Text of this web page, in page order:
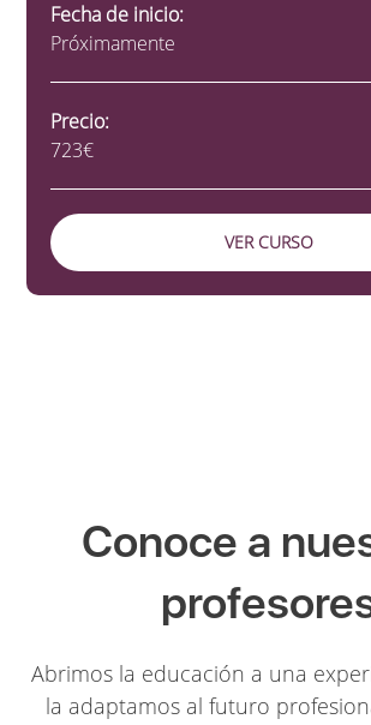
Fecha de inicio:
Próximamente
Precio:
723€
VER CURSO
Conoce a
Abrimos la educación a una
la adaptamos al futuro